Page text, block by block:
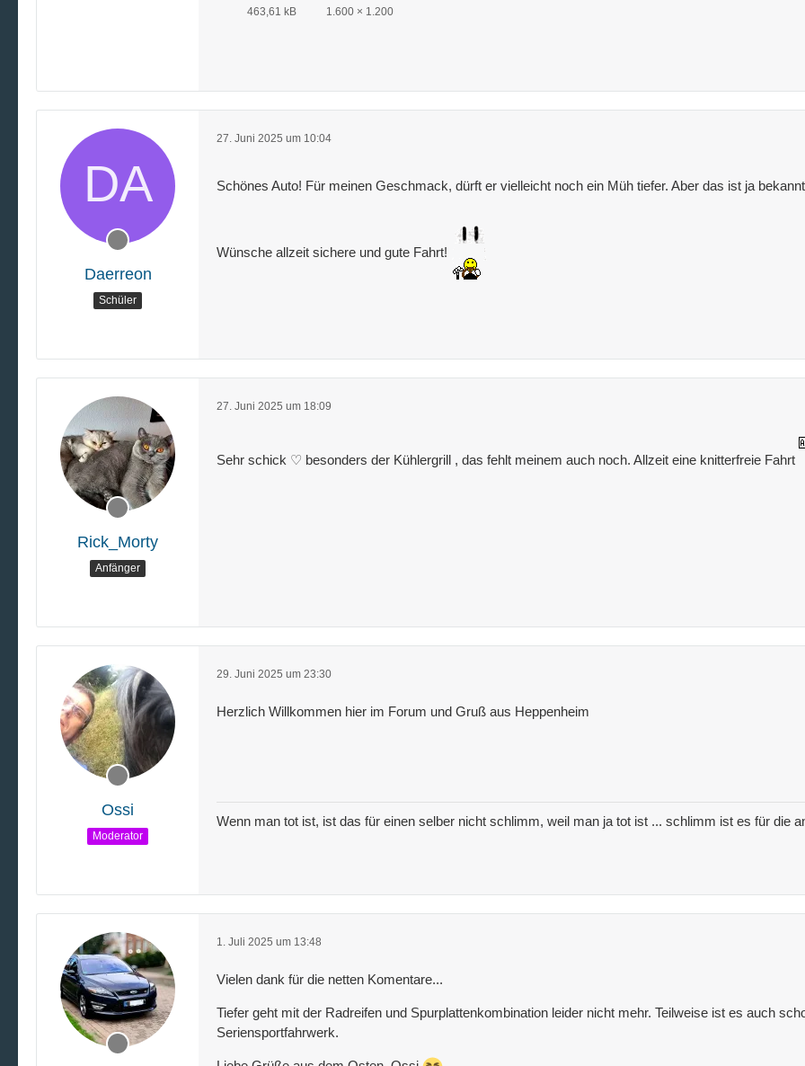
463,61 kB 1.600 × 1.200
Daerreon
Schüler
27. Juni 2025 um 10:04
Schönes Auto! Für meinen Geschmack, dürft er vielleicht noch ein Müh tiefer. Aber das ist ja
Wünsche allzeit sichere und gute Fahrt!
Rick_Morty
Anfänger
27. Juni 2025 um 18:09
Sehr schick ♡ besonders der Kühlergrill , das fehlt meinem auch noch. Allzeit eine knitterfreie Fahrt
Ossi
Moderator
29. Juni 2025 um 23:30
Herzlich Willkommen hier im Forum und Gruß aus Heppenheim
Wenn man tot ist, ist das für einen selber nicht schlimm, weil man ja tot ist ... schlimm ist es für die
1. Juli 2025 um 13:48
Vielen dank für die netten Komentare...
Tiefer geht mit der Radreifen und Spurplattenkombination leider nicht mehr. Teilweise ist es auch
Seriensportfahrwerk.